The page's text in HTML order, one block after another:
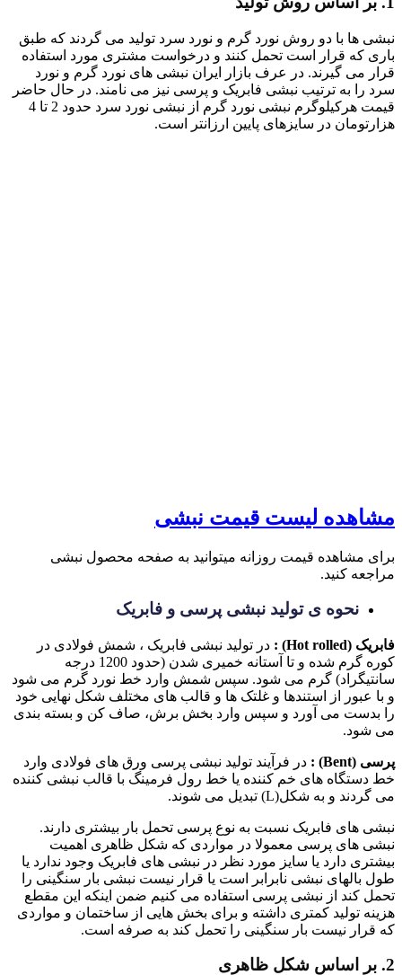
نبشی ها با دو روش نورد گرم و نورد سرد تولید می گردند که طبق
باری که قرار است تحمل کنند و درخواست مشتری مورد استفاده
قرار می گیرند. در عرف بازار ایران نبشی های نورد گرم و نورد
سرد را به ترتیب نبشی فابریک و پرسی نیز می نامند. در حال حاضر
قیمت هرکیلوگرم نبشی نورد گرم از نبشی نورد سرد حدود 2 تا 4
هزارتومان در سایزهای پایین ارزانتر است.
مشاهده لیست قیمت نبشی
برای مشاهده قیمت روزانه میتوانید به صفحه محصول نبشی
مراجعه کنید.
نحوه ی تولید نبشی پرسی و فابریک
فابریک (Hot rolled
) : در تولید نبشی فابریک ، شمش فولادی در
کوره گرم شده و تا آستانه خمیری شدن (حدود 1200 درجه
سانتیگراد) گرم می شود. سپس شمش وارد خط نورد گرم می شود
و با عبور از استندها و غلتک ها و قالب های مختلف شکل نهایی خود
را بدست می آورد و سپس وارد بخش برش، صاف کن و بسته بندی
می شود.
پرسی (Bent
) : در فرآیند تولید نبشی پرسی ورق های فولادی وارد
خط دستگاه های خم کننده یا خط رول فرمینگ با قالب نبشی کننده
می گردند و به شکل(L) تبدیل می شوند.
نبشی های فابریک نسبت به نوع پرسی تحمل بار بیشتری دارند.
نبشی های پرسی معمولا در مواردی که شکل ظاهری اهمیت
بیشتری دارد یا سایز مورد نظر در نبشی های فابریک وجود ندارد یا
طول بالهای نبشی نابرابر است یا قرار نیست نبشی بار سنگینی را
تحمل کند از نبشی پرسی استفاده می کنیم ضمن اینکه این مقطع
هزینه تولید کمتری داشته و برای بخش هایی از ساختمان و مواردی
که قرار نیست بار سنگینی را تحمل کند به صرفه است.
2. بر اساس شکل ظاهری